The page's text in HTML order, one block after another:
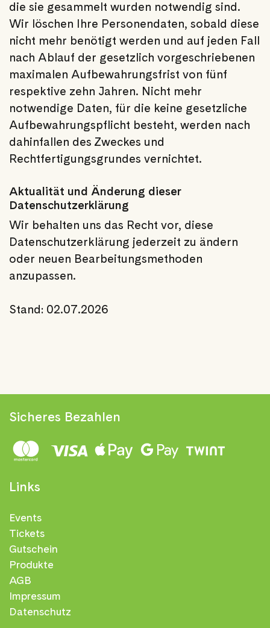
die sie gesammelt wurden notwendig sind.
Wir löschen Ihre Personendaten, sobald diese
nicht mehr benötigt werden und auf jeden Fall
nach Ablauf der gesetzlich vorgeschriebenen
maximalen Aufbewahrungsfrist von fünf
respektive zehn Jahren. Nicht mehr
notwendige Daten, für die keine gesetzliche
Aufbewahrungspflicht besteht, werden nach
dahinfallen des Zweckes und
Rechtfertigungsgrundes vernichtet.
Aktualität und Änderung dieser
Datenschutzerklärung
Wir behalten uns das Recht vor, diese
Datenschutzerklärung jederzeit zu ändern
oder neuen Bearbeitungsmethoden
anzupassen.
Stand: 02.07.2026
Sicheres Bezahlen
Links
Events
Tickets
Gutschein
Produkte
AGB
Impressum
Datenschutz